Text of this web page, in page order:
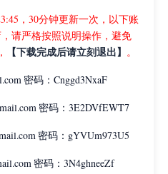
，30分钟更新一次，以下账
请严格按照说明操作，避免
【下载完成后请立刻退出】 。
密码：Cnggd3NxaF
密码：3E2DVfEWT7
密码：gYVUm973U5
密码：3N4ghneeZf